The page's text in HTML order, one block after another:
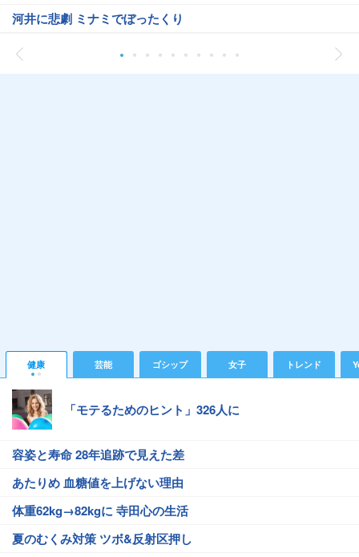
河井に悲劇 ミナミでぼったくり
健康 芸能 ゴシップ 女子 トレンド
「モテるためのヒント」326人に
容姿と寿命 28年追跡で見えた差
あたりめ 血糖値を上げない理由
体重62kg→82kgに 寺田心の生活
夏のむくみ対策 ツボ&反射区押し